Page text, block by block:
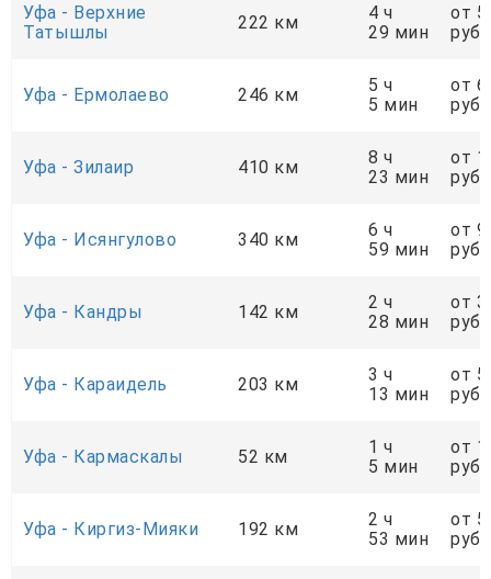
Уфа - Верхние
Татышлы
222 км
4 ч
29 мин
от
руб.
Уфа - Ермолаево 246 км
5 ч
5 мин
от
руб.
Уфа - Зилаир 410 км
8 ч
23 мин
от
руб.
Уфа - Исянгулово 340 км
6 ч
59 мин
от
руб.
Уфа - Кандры 142 км
2 ч
28 мин
от
руб.
Уфа - Караидель 203 км
3 ч
13 мин
от
руб.
Уфа - Кармаскалы 52 км
1 ч
5 мин
от
руб.
Уфа - Киргиз-Мияки 192 км
2 ч
53 мин
от
руб.